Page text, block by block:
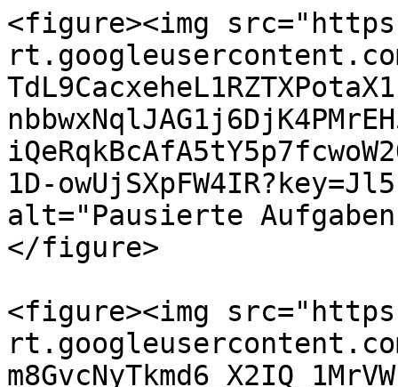
<figure><img
1D-
alt="Pausierte
</figure>
<figure><img